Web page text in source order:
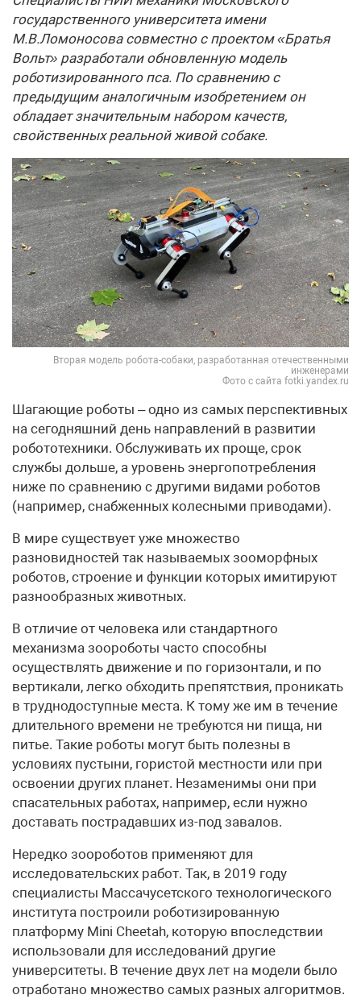
государственного университета имени
М.В.Ломоносова совместно с проектом «Братья
Вольт» разработали обновленную модель
роботизированного пса. По сравнению с
предыдущим аналогичным изобретением он
обладает значительным набором качеств,
свойственных реальной живой собаке.
Вторая модель робота-собаки, разработанная отечественными
инженерами
Фото с сайта fotki.yandex.ru
Шагающие роботы – одно из самых перспективных
на сегодняшний день направлений в развитии
робототехники. Обслуживать их проще, срок
службы дольше, а уровень энергопотребления
ниже по сравнению с другими видами роботов
(например, снабженных колесными приводами).
В мире существует уже множество
разновидностей так называемых зооморфных
роботов, строение и функции которых имитируют
разнообразных животных.
В отличие от человека или стандартного
механизма зоороботы часто способны
осуществлять движение и по горизонтали, и по
вертикали, легко обходить препятствия, проникать
в труднодоступные места. К тому же им в течение
длительного времени не требуются ни пища, ни
питье. Такие роботы могут быть полезны в
условиях пустыни, гористой местности или при
освоении других планет. Незаменимы они при
спасательных работах, например, если нужно
доставать пострадавших из-под завалов.
Нередко зоороботов применяют для
исследовательских работ. Так, в 2019 году
специалисты Массачусетского технологического
института построили роботизированную
платформу Mini Cheetah, которую впоследствии
использовали для исследований другие
университеты. В течение двух лет на модели было
отработано множество самых разных алгоритмов.